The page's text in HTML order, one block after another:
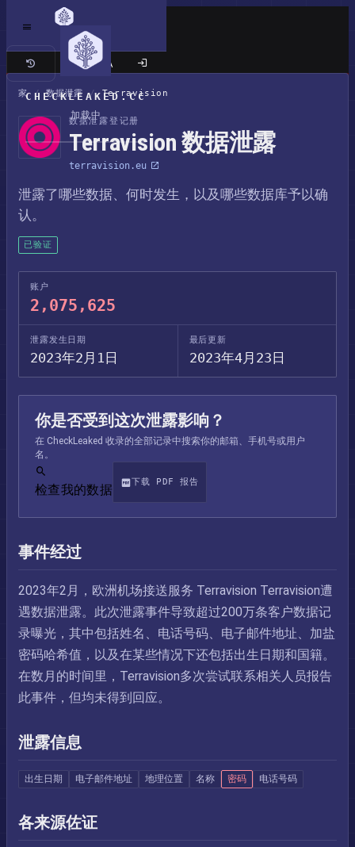
CHECKLEAKED.CC
加载中
经典站点
家 / 数据泄露 / Terravision
数据泄露登记册
Terravision 数据泄露
terravision.eu
泄露了哪些数据、何时发生，以及哪些数据库予以确
认。
已验证
账户
2,075,625
泄露发生日期
2023年2月1日
最后更新
2023年4月23日
你是否受到这次泄露影响？
在 CheckLeaked 收录的全部记录中搜索你的邮箱、手机号或用户
名。
检查我的数据
下载 PDF 报告
事件经过
2023年2月，欧洲机场接送服务 Terravision Terravision遭
遇数据泄露。此次泄露事件导致超过200万条客户数据记
录曝光，其中包括姓名、电话号码、电子邮件地址、加盐
密码哈希值，以及在某些情况下还包括出生日期和国籍。
在数月的时间里，Terravision多次尝试联系相关人员报告
此事件，但均未得到回应。
泄露信息
出生日期 电子邮件地址 地理位置 名称 密码 电话号码
各来源佐证